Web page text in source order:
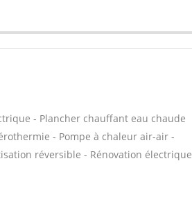
- Plancher chauffant eau chaude
- Pompe à chaleur air-air -
réversible - Rénovation électrique